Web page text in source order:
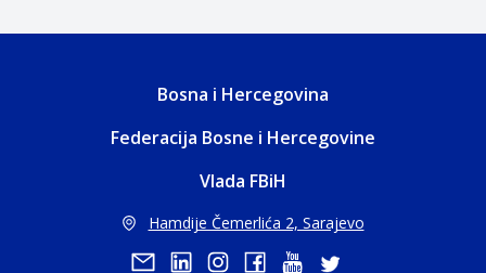
Bosna i Hercegovina
Federacija Bosne i Hercegovine
Vlada FBiH
Hamdije Čemerlića 2, Sarajevo